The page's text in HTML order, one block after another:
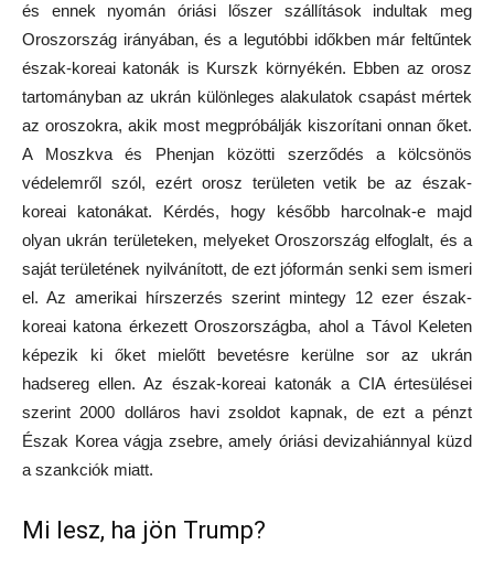
és ennek nyomán óriási lőszer szállítások indultak meg
Oroszország irányában, és a legutóbbi időkben már feltűntek
észak-koreai katonák is Kurszk környékén. Ebben az orosz
tartományban az ukrán különleges alakulatok csapást mértek
az oroszokra, akik most megpróbálják kiszorítani onnan őket.
A Moszkva és Phenjan közötti szerződés a kölcsönös
védelemről szól, ezért orosz területen vetik be az észak-
koreai katonákat. Kérdés, hogy később harcolnak-e majd
olyan ukrán területeken, melyeket Oroszország elfoglalt, és a
saját területének nyilvánított, de ezt jóformán senki sem ismeri
el. Az amerikai hírszerzés szerint mintegy 12 ezer észak-
koreai katona érkezett Oroszországba, ahol a Távol Keleten
képezik ki őket mielőtt bevetésre kerülne sor az ukrán
hadsereg ellen. Az észak-koreai katonák a CIA értesülései
szerint 2000 dolláros havi zsoldot kapnak, de ezt a pénzt
Észak Korea vágja zsebre, amely óriási devizahiánnyal küzd
a szankciók miatt.
Mi lesz, ha jön Trump?